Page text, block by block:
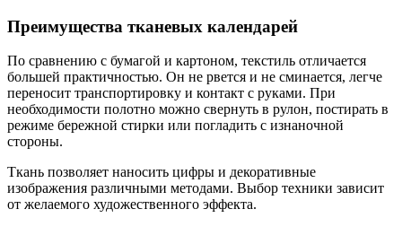
Преимущества тканевых календарей
По сравнению с бумагой и картоном, текстиль отличается
большей практичностью. Он не рвется и не сминается, легче
переносит транспортировку и контакт с руками. При
необходимости полотно можно свернуть в рулон, постирать в
режиме бережной стирки или погладить с изнаночной
стороны.
Ткань позволяет наносить цифры и декоративные
изображения различными методами. Выбор техники зависит
от желаемого художественного эффекта.